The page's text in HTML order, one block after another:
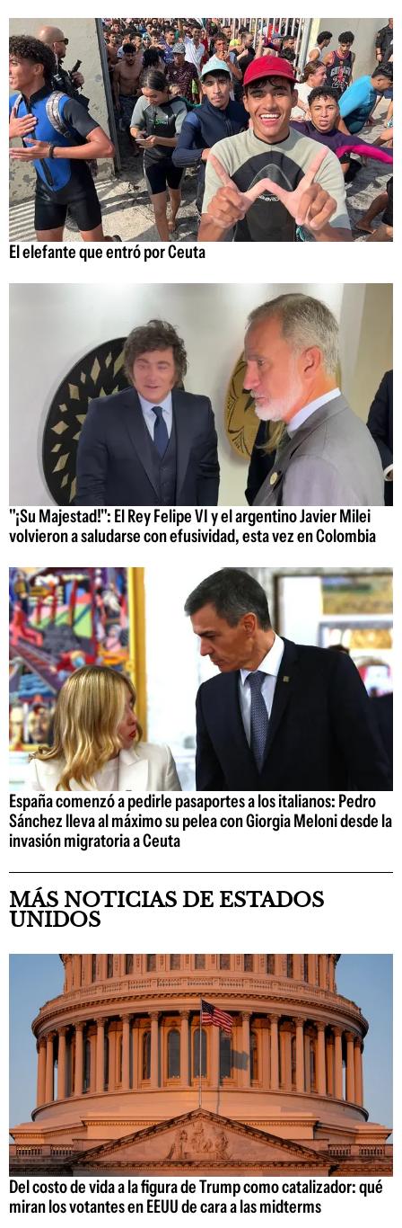
El elefante que entró por Ceuta
"¡Su Majestad!": El Rey Felipe VI y el argentino Javier Milei
volvieron a saludarse con efusividad, esta vez en Colombia
España comenzó a pedirle pasaportes a los italianos: Pedro
Sánchez lleva al máximo su pelea con Giorgia Meloni desde la
invasión migratoria a Ceuta
MÁS NOTICIAS DE ESTADOS
UNIDOS
Del costo de vida a la figura de Trump como catalizador: qué
miran los votantes en EEUU de cara a las midterms